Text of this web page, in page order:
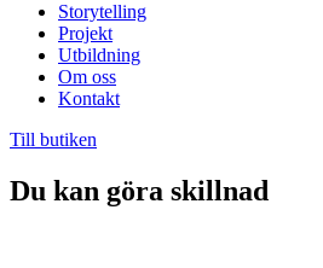
Storytelling
Projekt
Utbildning
Om oss
Kontakt
Till butiken
Du kan göra skillnad